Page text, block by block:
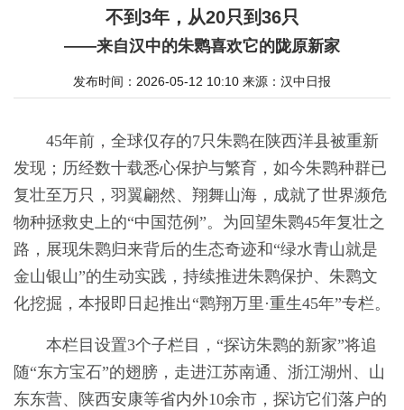
不到3年，从20只到36只
——来自汉中的朱鹮喜欢它的陇原新家
发布时间：2026-05-12 10:10 来源： 汉中日报
45年前，全球仅存的7只朱鹮在陕西洋县被重新
发现；历经数十载悉心保护与繁育，如今朱鹮种群已
复壮至万只，羽翼翩然、翔舞山海，成就了世界濒危
物种拯救史上的“中国范例”。为回望朱鹮45年复壮之
路，展现朱鹮归来背后的生态奇迹和“绿水青山就是
金山银山”的生动实践，持续推进朱鹮保护、朱鹮文
化挖掘，本报即日起推出“鹮翔万里·重生45年”专栏。
本栏目设置3个子栏目，“探访朱鹮的新家”将追
随“东方宝石”的翅膀，走进江苏南通、浙江湖州、山
东东营、陕西安康等省内外10余市，探访它们落户的